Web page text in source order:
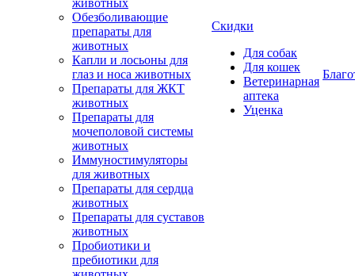
животных
Обезболивающие
препараты для
животных
Капли и лосьоны для
глаз и носа животных
Препараты для ЖКТ
животных
Препараты для
мочеполовой системы
животных
Иммуностимуляторы
для животных
Препараты для сердца
животных
Препараты для суставов
животных
Пробиотики и
пребиотики для
Скидки
Для собак
Для кошек
Ветеринарная
аптека
Уценка